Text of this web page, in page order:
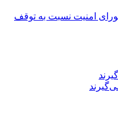
امنیت نسبت به توقف